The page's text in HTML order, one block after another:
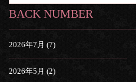
BACK NUMBER
2026年7月 (7)
2026年5月 (2)